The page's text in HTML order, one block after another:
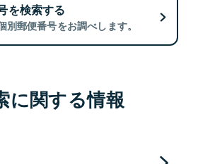
を検索する
郵便番号をお調べします。
に関する情報